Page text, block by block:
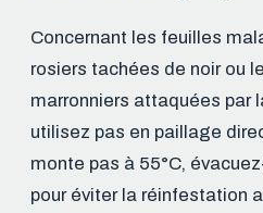
Concernant les feuilles
rosiers tachées de noir ou
marronniers attaquées par
utilisez pas en paillage
monte pas à 55°C,
pour éviter la réinfestation